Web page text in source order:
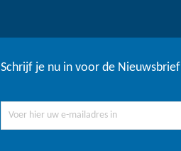
Schrijf je nu in voor de Nieuwsbrief